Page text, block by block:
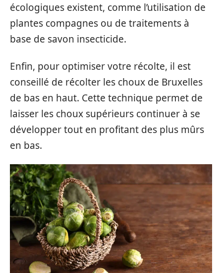
écologiques existent, comme l’utilisation de
plantes compagnes ou de traitements à
base de savon insecticide.
Enfin, pour optimiser votre récolte, il est
conseillé de récolter les choux de Bruxelles
de bas en haut. Cette technique permet de
laisser les choux supérieurs continuer à se
développer tout en profitant des plus mûrs
en bas.